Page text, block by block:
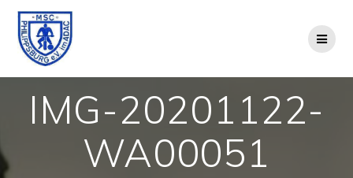
IMG-20201122-
WA00051